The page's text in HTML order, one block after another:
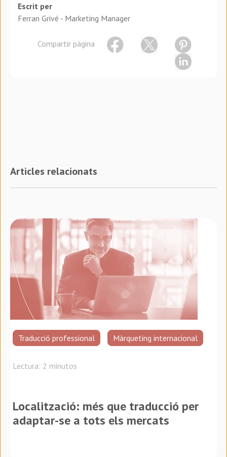
Escrit per
Ferran Grivé - Marketing Manager
Compartir pàgina
Articles relacionats
Traducció professional Màrqueting internacional
Lectura: 2 minutos
Localització: més que traducció per
adaptar-se a tots els mercats